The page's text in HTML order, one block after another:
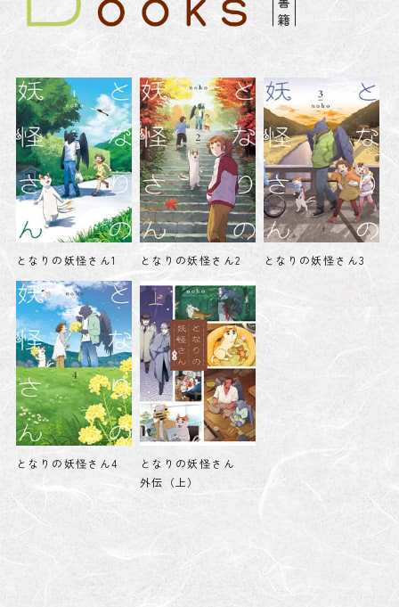
となりの妖怪さん1 となりの妖怪さん2 となりの妖怪さん3
となりの妖怪さん4
となりの妖怪さん
外伝（上）